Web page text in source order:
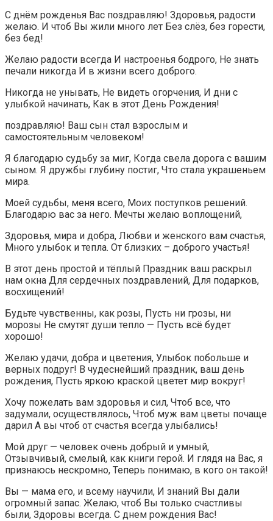
С днём рожденья Вас поздравляю! Здоровья, радости
желаю. И чтоб Вы жили много лет Без слёз, без горести,
без бед!
Желаю радости всегда И настроенья бодрого, Не знать
печали никогда И в жизни всего доброго.
Никогда не унывать, Не видеть огорчения, И дни с
улыбкой начинать, Как в этот День Рождения!
поздравляю! Ваш сын стал взрослым и
самостоятельным человеком!
Я благодарю судьбу за миг, Когда свела дорога с вашим
сыном. Я дружбы глубину постиг, Что стала украшеньем
мира.
Моей судьбы, меня всего, Моих поступков решений.
Благодарю вас за него. Мечты желаю воплощений,
Здоровья, мира и добра, Любви и женского вам счастья,
Много улыбок и тепла. От близких – доброго участья!
В этот день простой и тёплый Праздник ваш раскрыл
нам окна Для сердечных поздравлений, Для подарков,
восхищений!
Будьте чувственны, как розы, Пусть ни грозы, ни
морозы Не смутят души тепло — Пусть всё будет
хорошо!
Желаю удачи, добра и цветения, Улыбок побольше и
верных подруг! В чудеснейший праздник, ваш день
рождения, Пусть яркою краской цветет мир вокруг!
Хочу пожелать вам здоровья и сил, Чтоб все, что
задумали, осуществлялось, Чтоб муж вам цветы почаще
дарил А вы чтоб от счастья всегда улыбались!
Мой друг — человек очень добрый и умный,
Отзывчивый, смелый, как книги герой. И глядя на Вас, я
признаюсь нескромно, Теперь понимаю, в кого он такой!
Вы — мама его, и всему научили, И знаний Вы дали
огромный запас. Желаю, чтоб Вы только счастливы
были, Здоровы всегда. С днем рождения Вас!